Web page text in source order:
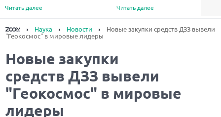
Читать далее Читать далее
Наука Новости
Новые закупки средств ДЗЗ вывели
"Геокосмос" в мировые лидеры
Новые закупки
средств ДЗЗ вывели
"Геокосмос" в мировые
лидеры